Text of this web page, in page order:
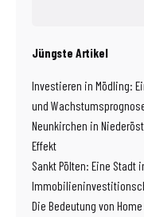
Jüngste Artikel
Investieren in Mödling:
und
Neunkirchen in
Effekt
Sankt Pölten: Eine Stadt
Die Bedeutung von